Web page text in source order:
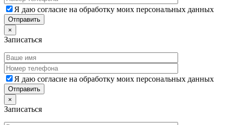
Я даю согласие на обработку моих персональных данных
×
Записаться
Я даю согласие на обработку моих персональных данных
×
Записаться